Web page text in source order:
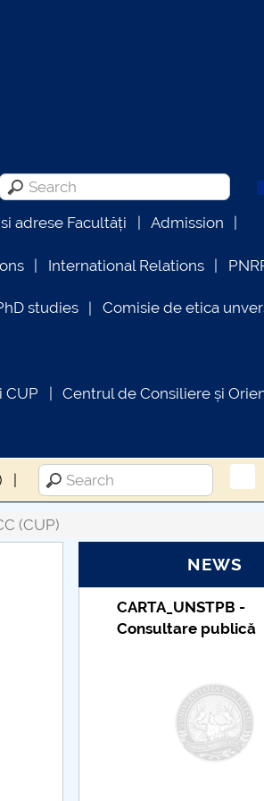
adrese Facultăți Admission
International Relations
studies Comisie de etica
CUP Centrul de Consiliere și
(CUP)
NEWS
Taxe de
indexate –